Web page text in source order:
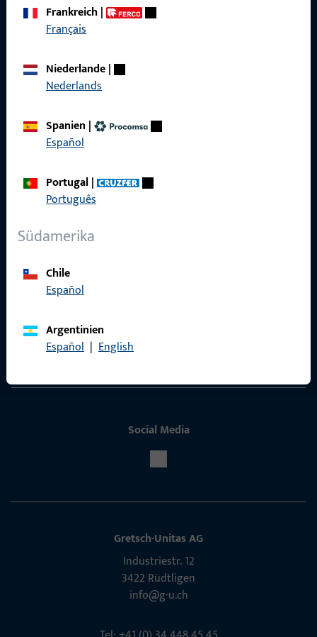
Frankreich|
Français
Niederlande|
Nederlands
Spanien |
Español
Portugal|
Português
Südamerika
Chile
Español
Argentinien
Español | English
Karriere
Produktkatalog
Social Media
Gretsch-Unitas AG
Indu­s­triestr. 12
3422 Rüdt­ligen
info@g-u.ch